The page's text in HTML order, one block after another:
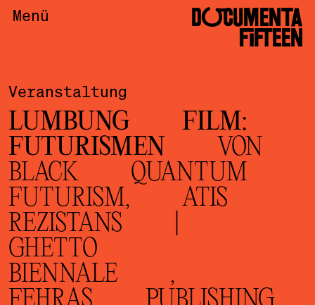
Menü DOCUMENTA
FIFTEEN
Veranstaltung
LUMBUNG FILM:
FUTURISMEN VON
BLACK QUANTUM
FUTURISM, ATIS
REZISTANS |
GHETTO
BIENNALE ,